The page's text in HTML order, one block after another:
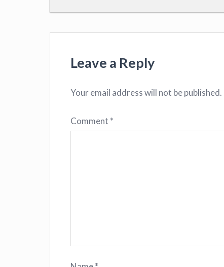
Leave a Reply
Your email address will not be published.
Comment *